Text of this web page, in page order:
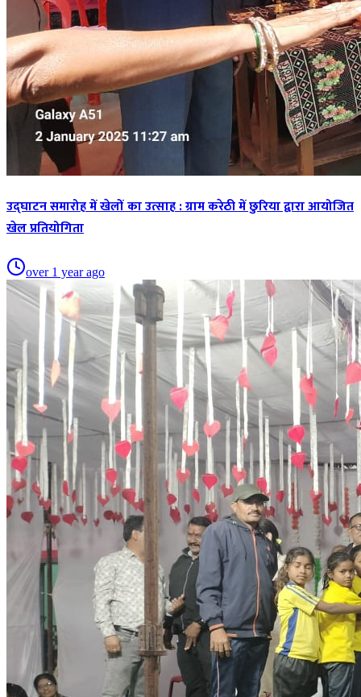
उद्घाटन समारोह में खेलों का उत्साह : ग्राम करेठी में छुरिया द्वारा आयोजित
खेल प्रतियोगिता
over 1 year ago